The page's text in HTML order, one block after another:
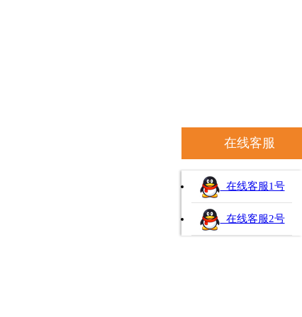
在线客服
在线客服1号
在线客服2号